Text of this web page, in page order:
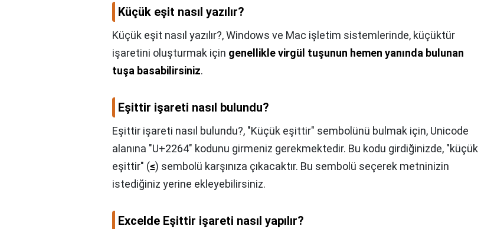
Küçük eşit nasıl yazılır?
Küçük eşit nasıl yazılır?,Windows ve Mac işletim sistemlerinde, küçüktür
işaretini oluşturmak için genellikle virgül tuşunun hemen yanında bulunan
tuşa basabilirsiniz.
Eşittir işareti nasıl bulundu?
Eşittir işareti nasıl bulundu?, "Küçük eşittir" sembolünü bulmak için, Unicode
alanına "U+2264" kodunu girmeniz gerekmektedir. Bu kodu girdiğinizde, "küçük
eşittir" (≤) sembolü karşınıza çıkacaktır. Bu sembolü seçerek metninizin
istediğiniz yerine ekleyebilirsiniz.
Excelde Eşittir işareti nasıl yapılır?